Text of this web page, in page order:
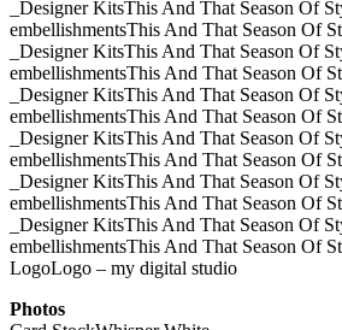
_Designer KitsThis And That Season Of
embellishmentsThis And That Season Of
_Designer KitsThis And That Season Of
embellishmentsThis And That Season Of
_Designer KitsThis And That Season Of
embellishmentsThis And That Season Of
_Designer KitsThis And That Season Of
embellishmentsThis And That Season Of
_Designer KitsThis And That Season Of
embellishmentsThis And That Season Of
_Designer KitsThis And That Season Of
embellishmentsThis And That Season Of
LogoLogo – my digital studio
Photos